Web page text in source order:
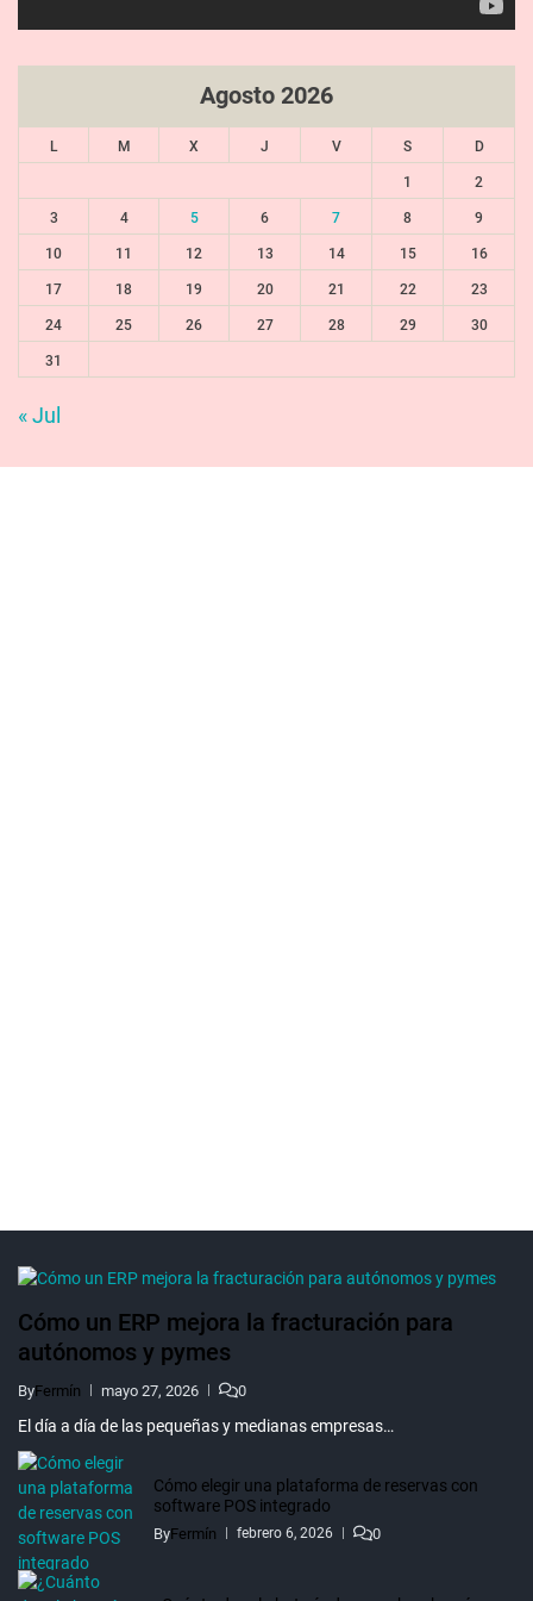
Agosto 2026
L M X J V S D
1 2
3 4 5 6 7 8 9
10 11 12 13 14 15 16
17 18 19 20 21 22 23
24 25 26 27 28 29 30
31
« Jul
Cómo un ERP mejora la fracturación para
autónomos y pymes
ByFermín mayo 27, 2026 0
El día a día de las pequeñas y medianas empresas…
Cómo elegir una plataforma de reservas con
software POS integrado
ByFermín febrero 6, 2026 0